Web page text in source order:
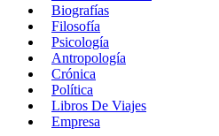
Biografías
Filosofía
Psicología
Antropología
Crónica
Política
Libros De Viajes
Empresa